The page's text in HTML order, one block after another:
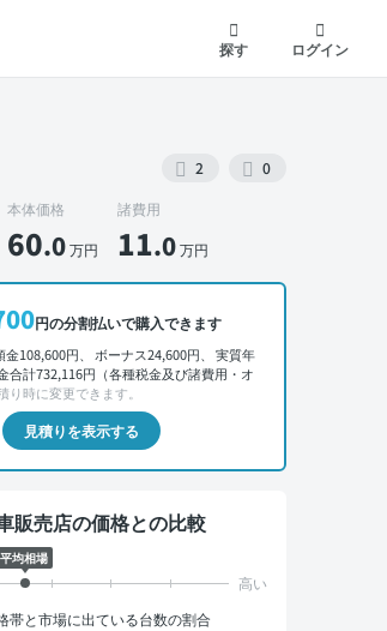
探す
ログイン
2 0
本体価格
60.0万円
諸費用
11.0万円
円の分割払いで購入できます
金108,600円、 ボーナス24,600円、 実質年
合計732,116円（各種税金及び諸費用・オ
り時に変更できます。
見積りを表示する
販売店の価格との比較
平均相場
帯と市場に出ている台数の割合